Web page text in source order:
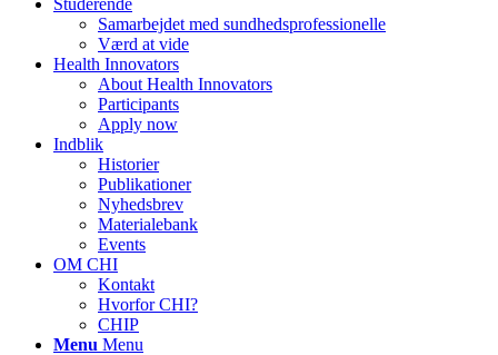
Studerende
Samarbejdet med sundhedsprofessionelle
Værd at vide
Health Innovators
About Health Innovators
Participants
Apply now
Indblik
Historier
Publikationer
Nyhedsbrev
Materialebank
Events
OM CHI
Kontakt
Hvorfor CHI?
CHIP
Menu Menu